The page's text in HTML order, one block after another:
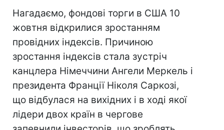
Нагадаємо, фондові торги в США 10
жовтня відкрилися зростанням
провідних індексів. Причиною
зростання індексів стала зустріч
канцлера Німеччини Ангели Меркель і
президента Франції Ніколя Саркозі,
що відбулася на вихідних і в ході якої
лідери двох країн в чергове